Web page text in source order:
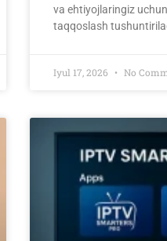
va ehtiyojlaringiz
taqqoslash
Iyul 17, 2026 No